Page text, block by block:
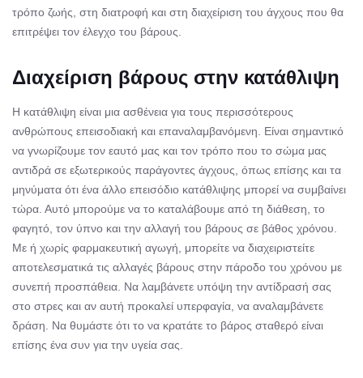
τρόπο ζωής, στη διατροφή και στη διαχείριση του άγχους που θα
επιτρέψει τον έλεγχο του βάρους.
Διαχείριση βάρους στην κατάθλιψη
Η κατάθλιψη είναι μια ασθένεια για τους περισσότερους
ανθρώπους επεισοδιακή και επαναλαμβανόμενη. Είναι σημαντικό
να γνωρίζουμε τον εαυτό μας και τον τρόπο που το σώμα μας
αντιδρά σε εξωτερικούς παράγοντες άγχους, όπως επίσης και τα
μηνύματα ότι ένα άλλο επεισόδιο κατάθλιψης μπορεί να συμβαίνει
τώρα. Αυτό μπορούμε να το καταλάβουμε από τη διάθεση, το
φαγητό, τον ύπνο και την αλλαγή του βάρους σε βάθος χρόνου.
Με ή χωρίς φαρμακευτική αγωγή, μπορείτε να διαχειριστείτε
αποτελεσματικά τις αλλαγές βάρους στην πάροδο του χρόνου με
συνεπή προσπάθεια. Να λαμβάνετε υπόψη την αντίδρασή σας
στο στρες και αν αυτή προκαλεί υπερφαγία, να αναλαμβάνετε
δράση. Να θυμάστε ότι το να κρατάτε το βάρος σταθερό είναι
επίσης ένα συν για την υγεία σας.